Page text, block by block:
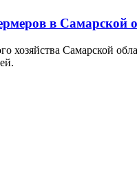
в Самарской
хозяйства Самарской